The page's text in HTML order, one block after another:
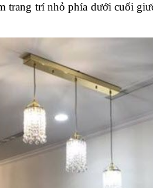
trí nhỏ phía dưới cuối